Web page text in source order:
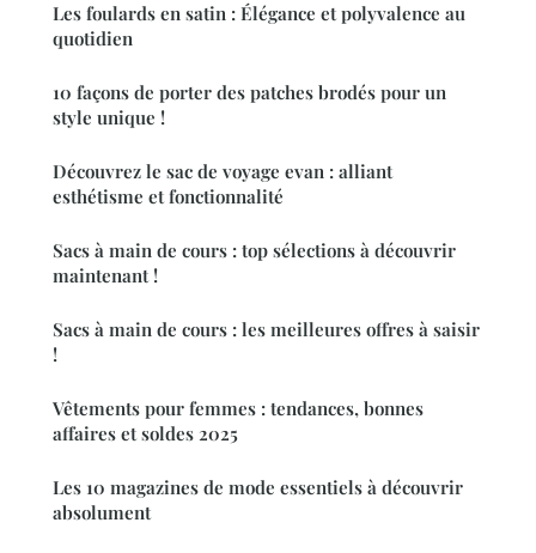
Les foulards en satin : Élégance et polyvalence au
quotidien
10 façons de porter des patches brodés pour un
style unique !
Découvrez le sac de voyage evan : alliant
esthétisme et fonctionnalité
Sacs à main de cours : top sélections à découvrir
maintenant !
Sacs à main de cours : les meilleures offres à saisir
!
Vêtements pour femmes : tendances, bonnes
affaires et soldes 2025
Les 10 magazines de mode essentiels à découvrir
absolument